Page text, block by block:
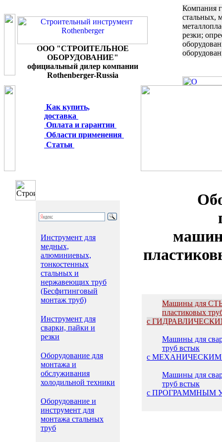
ООО "СТРОИТЕЛЬНОЕ
ОБОРУДОВАНИЕ"
официальный дилер компании
Rothenberger-Russia
Компания
стальных,
резки;
Как купить,
доставка
Оплата и гарантии
Области применения
Статьи
Инструмент для
медных,
алюминиевых,
тонкостенных
стальных и
нержавеющих труб
(Бесфитинговый
монтаж труб)
Инструмент для
сварки, пайки и
резки
Оборудование для
монтажа и
обслуживания
холодильной техники
Оборудование и
инструмент для
монтажа стальных
труб
Машины для
пластиковых
с
Машины для
труб встык
с МЕХАНИЧЕСКИМ
Машины для
труб встык
с ПРОГРАММНЫМ